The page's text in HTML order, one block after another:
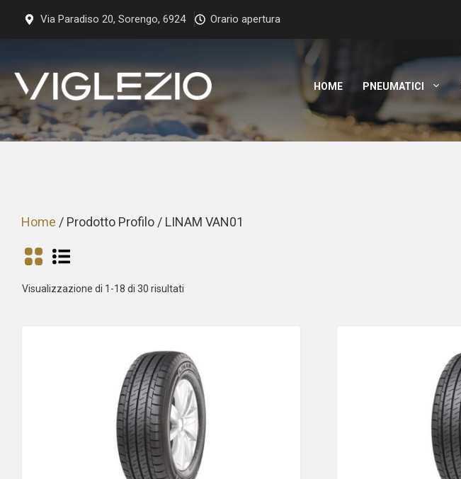
Via Paradiso 20, Sorengo, 6924 Orario apertura
HOME PNEUMATICI
Home / Prodotto Profilo / LINAM VAN01
Visualizzazione di 1-18 di 30 risultati